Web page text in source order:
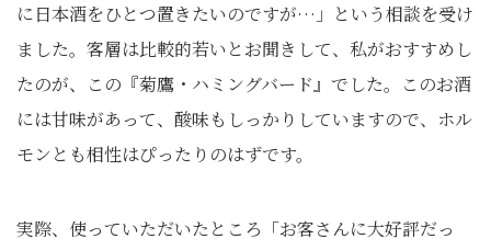
に日本酒をひとつ置きたいのですが…」という相談を受け
ました。客層は比較的若いとお聞きして、私がおすすめし
たのが、この『菊鷹・ハミングバード』でした。このお酒
には甘味があって、酸味もしっかりしていますので、ホル
モンとも相性はぴったりのはずです。
実際、使っていただいたところ「お客さんに大好評だっ